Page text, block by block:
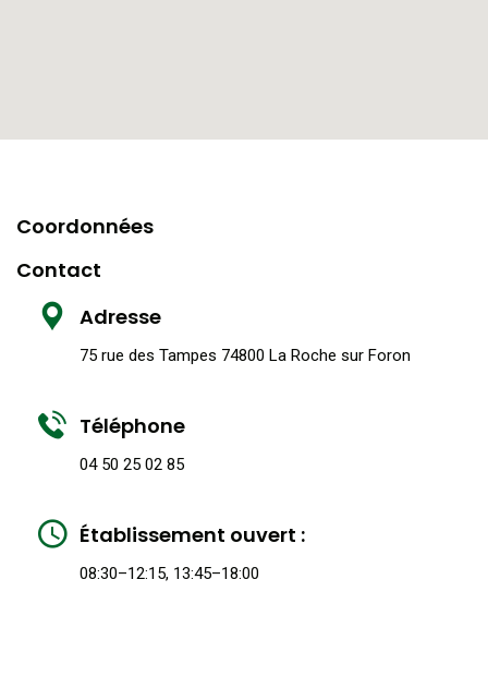
Coordonnées
Contact
Adresse
75 rue des Tampes 74800 La Roche sur Foron
Téléphone
04 50 25 02 85
Établissement ouvert :
08:30–12:15, 13:45–18:00